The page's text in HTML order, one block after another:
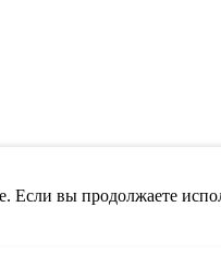
Если вы продолжаете